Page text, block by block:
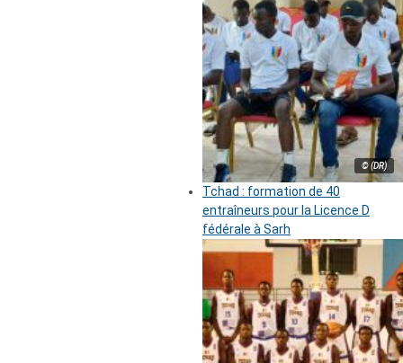
© (DR)
Tchad : formation de 40
entraîneurs pour la Licence D
fédérale à Sarh